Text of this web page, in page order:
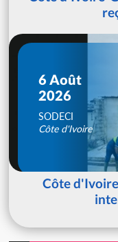
6 Août
2026
SODECI
Côte d'Ivoire
Côte